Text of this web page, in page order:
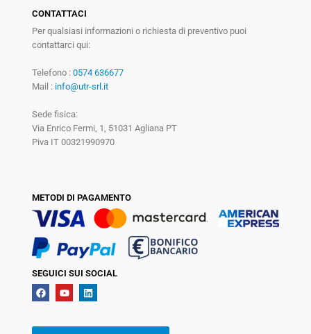
CONTATTACI
Per qualsiasi informazioni o richiesta di preventivo puoi
contattarci qui:
Telefono : 0574 636677
Mail : info@utr-srl.it
Sede fisica:
Via Enrico Fermi, 1, 51031 Agliana PT
Piva IT 00321990970
METODI DI PAGAMENTO
SEGUICI SUI SOCIAL